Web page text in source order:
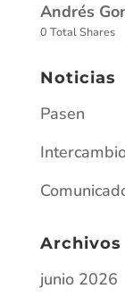
Andrés
0 Total Shares
Noticias
Pasen
Archivos
junio 2026